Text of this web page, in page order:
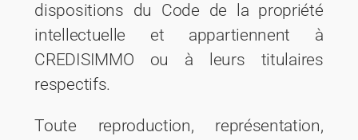
dispositions du Code de la propriété
intellectuelle et appartiennent à
CREDISIMMO ou à leurs titulaires
respectifs.
Toute reproduction, représentation,